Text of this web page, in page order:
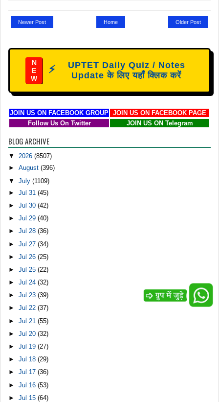
Newer Post Older Post
Home
N
E
W
⚡
UPTET Daily Quiz / Notes
Update के लिए यहाँ क्लिक करें
JOIN US ON FACEBOOK GROUP
JOIN US ON FACEBOOK PAGE
Follow Us On Twitter
JOIN US ON Telegram
BLOG ARCHIVE
▼2026(8507)
►August(396)
▼July(1109)
►Jul 31(45)
►Jul 30(42)
►Jul 29(40)
►Jul 28(36)
►Jul 27(34)
►Jul 26(25)
►Jul 25(22)
►Jul 24(32)
►Jul 23(39)
►Jul 22(37)
►Jul 21(55)
►Jul 20(32)
►Jul 19(27)
►Jul 18(29)
►Jul 17(36)
►Jul 16(53)
►Jul 15(64)